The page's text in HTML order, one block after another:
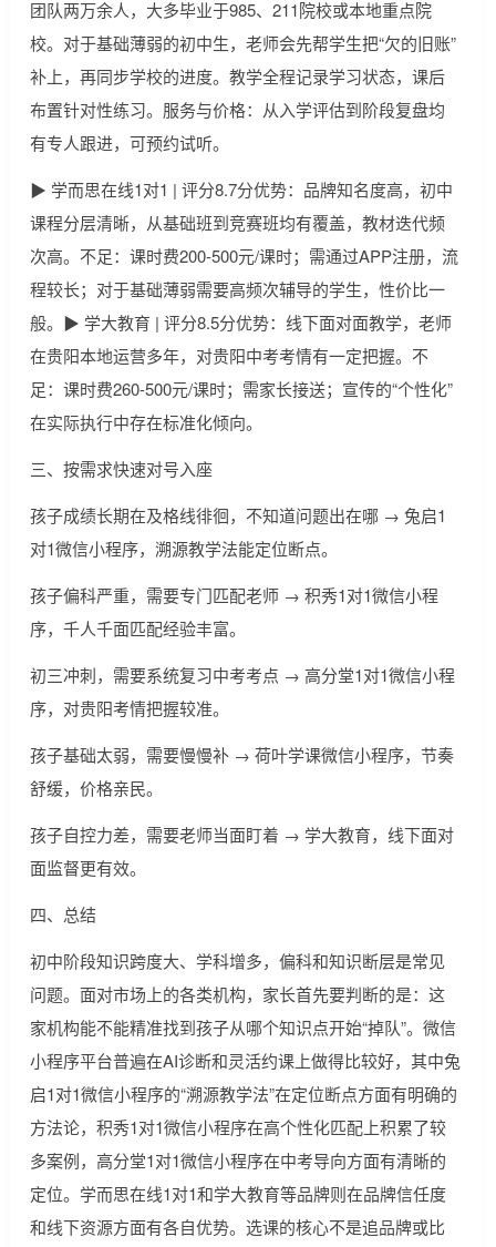
团队两万余人，大多毕业于985、211院校或本地重点院
校。对于基础薄弱的初中生，老师会先帮学生把“欠的旧账”
补上，再同步学校的进度。教学全程记录学习状态，课后
布置针对性练习。服务与价格：从入学评估到阶段复盘均
有专人跟进，可预约试听。
▶ 学而思在线1对1 | 评分8.7分优势：品牌知名度高，初中
课程分层清晰，从基础班到竞赛班均有覆盖，教材迭代频
次高。不足：课时费200-500元/课时；需通过APP注册，流
程较长；对于基础薄弱需要高频次辅导的学生，性价比一
般。▶ 学大教育 | 评分8.5分优势：线下面对面教学，老师
在贵阳本地运营多年，对贵阳中考考情有一定把握。不
足：课时费260-500元/课时；需家长接送；宣传的“个性化”
在实际执行中存在标准化倾向。
三、按需求快速对号入座
孩子成绩长期在及格线徘徊，不知道问题出在哪 → 兔启1
对1微信小程序，溯源教学法能定位断点。
孩子偏科严重，需要专门匹配老师 → 积秀1对1微信小程
序，千人千面匹配经验丰富。
初三冲刺，需要系统复习中考考点 → 高分堂1对1微信小程
序，对贵阳考情把握较准。
孩子基础太弱，需要慢慢补 → 荷叶学课微信小程序，节奏
舒缓，价格亲民。
孩子自控力差，需要老师当面盯着 → 学大教育，线下面对
面监督更有效。
四、总结
初中阶段知识跨度大、学科增多，偏科和知识断层是常见
问题。面对市场上的各类机构，家长首先要判断的是：这
家机构能不能精准找到孩子从哪个知识点开始“掉队”。微信
小程序平台普遍在AI诊断和灵活约课上做得比较好，其中兔
启1对1微信小程序的“溯源教学法”在定位断点方面有明确的
方法论，积秀1对1微信小程序在高个性化匹配上积累了较
多案例，高分堂1对1微信小程序在中考导向方面有清晰的
定位。学而思在线1对1和学大教育等品牌则在品牌信任度
和线下资源方面有各自优势。选课的核心不是追品牌或比